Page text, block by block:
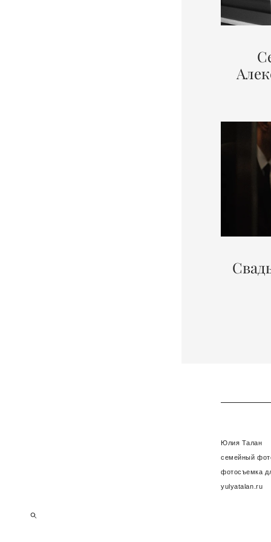
Юлия Талан
семейный
фотосъемка
yulyatalan.ru